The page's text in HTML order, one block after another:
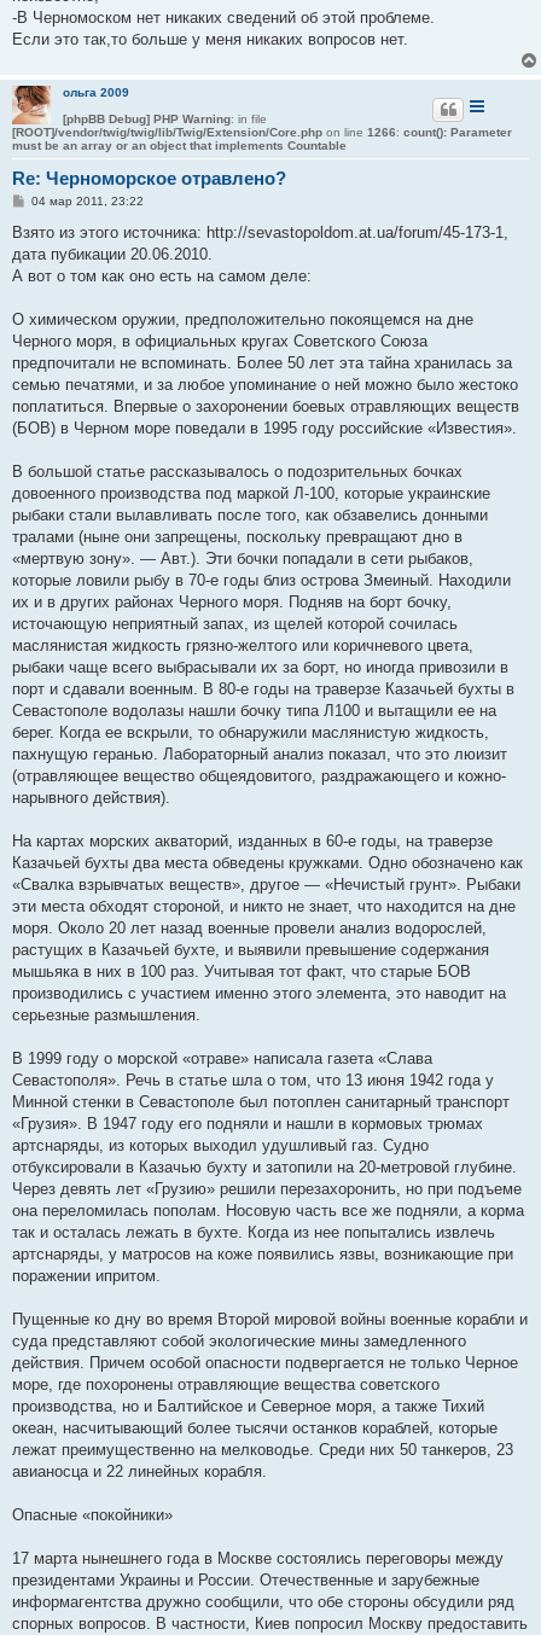
-В Черномоском нет никаких сведений об этой проблеме.
Если это так,то больше у меня никаких вопросов нет.
ольга 2009
[phpBB Debug] PHP Warning: in file
[ROOT]/vendor/twig/twig/lib/Twig/Extension/Core.php on line 1266: count(): Parameter
must be an array or an object that implements Countable
Re: Черноморское отравлено?
С
о
щ
е
е
04 мар 2011, 23:22
Взято из этого источника: http://sevastopoldom.at.ua/forum/45-173-1,
дата пубикации 20.06.2010.
А вот о том как оно есть на самом деле:
О химическом оружии, предположительно покоящемся на дне
Черного моря, в официальных кругах Советского Союза
предпочитали не вспоминать. Более 50 лет эта тайна хранилась за
семью печатями, и за любое упоминание о ней можно было жестоко
поплатиться. Впервые о захоронении боевых отравляющих веществ
(БОВ) в Черном море поведали в 1995 году российские «Известия».
В большой статье рассказывалось о подозрительных бочках
довоенного производства под маркой Л-100, которые украинские
рыбаки стали вылавливать после того, как обзавелись донными
тралами (ныне они запрещены, поскольку превращают дно в
«мертвую зону». — Авт.). Эти бочки попадали в сети рыбаков,
которые ловили рыбу в 70-е годы близ острова Змеиный. Находили
их и в других районах Черного моря. Подняв на борт бочку,
источающую неприятный запах, из щелей которой сочилась
маслянистая жидкость грязно-желтого или коричневого цвета,
рыбаки чаще всего выбрасывали их за борт, но иногда привозили в
порт и сдавали военным. В 80-е годы на траверзе Казачьей бухты в
Севастополе водолазы нашли бочку типа Л100 и вытащили ее на
берег. Когда ее вскрыли, то обнаружили маслянистую жидкость,
пахнущую геранью. Лабораторный анализ показал, что это люизит
(отравляющее вещество общеядовитого, раздражающего и кожно-
нарывного действия).
На картах морских акваторий, изданных в 60-е годы, на траверзе
Казачьей бухты два места обведены кружками. Одно обозначено как
«Свалка взрывчатых веществ», другое — «Нечистый грунт». Рыбаки
эти места обходят стороной, и никто не знает, что находится на дне
моря. Около 20 лет назад военные провели анализ водорослей,
растущих в Казачьей бухте, и выявили превышение содержания
мышьяка в них в 100 раз. Учитывая тот факт, что старые БОВ
производились с участием именно этого элемента, это наводит на
серьезные размышления.
В 1999 году о морской «отраве» написала газета «Слава
Севастополя». Речь в статье шла о том, что 13 июня 1942 года у
Минной стенки в Севастополе был потоплен санитарный транспорт
«Грузия». В 1947 году его подняли и нашли в кормовых трюмах
артснаряды, из которых выходил удушливый газ. Судно
отбуксировали в Казачью бухту и затопили на 20-метровой глубине.
Через девять лет «Грузию» решили перезахоронить, но при подъеме
она переломилась пополам. Носовую часть все же подняли, а корма
так и осталась лежать в бухте. Когда из нее попытались извлечь
артснаряды, у матросов на коже появились язвы, возникающие при
поражении ипритом.
Пущенные ко дну во время Второй мировой войны военные корабли и
суда представляют собой экологические мины замедленного
действия. Причем особой опасности подвергается не только Черное
море, где похоронены отравляющие вещества советского
производства, но и Балтийское и Северное моря, а также Тихий
океан, насчитывающий более тысячи останков кораблей, которые
лежат преимущественно на мелководье. Среди них 50 танкеров, 23
авианосца и 22 линейных корабля.
Опасные «покойники»
17 марта нынешнего года в Москве состоялись переговоры между
президентами Украины и России. Отечественные и зарубежные
информагентства дружно сообщили, что обе стороны обсудили ряд
спорных вопросов. В частности, Киев попросил Москву предоставить